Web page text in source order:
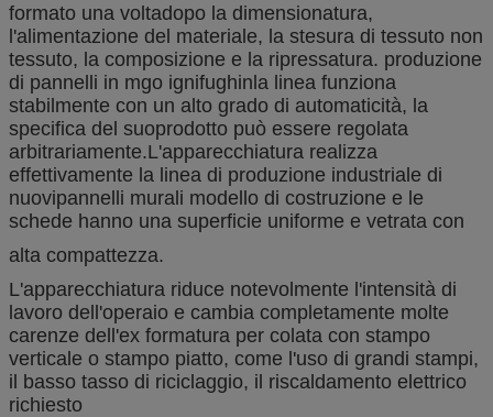
formato una voltadopo la dimensionatura,
l'alimentazione del materiale, la stesura di tessuto non
tessuto, la composizione e la ripressatura. produzione
di pannelli in mgo ignifughinla linea funziona
stabilmente con un alto grado di automaticità, la
specifica del suoprodotto può essere regolata
arbitrariamente.L'apparecchiatura realizza
effettivamente la linea di produzione industriale di
nuovipannelli murali modello di costruzione e le
schede hanno una superficie uniforme e vetrata con
alta compattezza.
L'apparecchiatura riduce notevolmente l'intensità di
lavoro dell'operaio e cambia completamente molte
carenze dell'ex formatura per colata con stampo
verticale o stampo piatto, come l'uso di grandi stampi,
il basso tasso di riciclaggio, il riscaldamento elettrico
richiesto